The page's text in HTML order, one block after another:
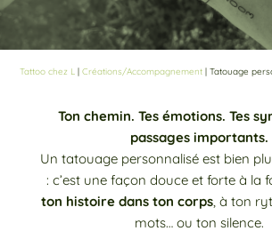
Tattoo chez L |Créations/Accompagnement | Tatouage
Ton chemin. Tes émotions. Tes
passages importants.
Un tatouage personnalisé est bien
: c’est une façon douce et forte à la
ton histoire dans ton corps , à ton
mots… ou ton silence.